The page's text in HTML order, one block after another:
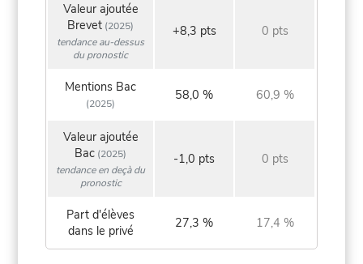
Valeur ajoutée
Brevet (2025)
tendance au-dessus
du pronostic
+8,3 pts 0 pts
Mentions Bac
(2025)
58,0 % 60,9 %
Valeur ajoutée
Bac (2025)
tendance en deçà du
pronostic
-1,0 pts 0 pts
Part d'élèves
dans le privé
27,3 % 17,4 %